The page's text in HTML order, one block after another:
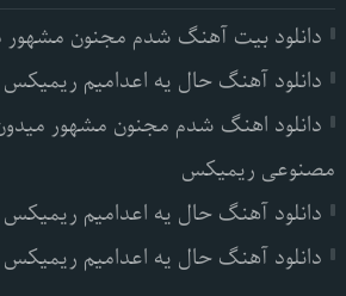
دانلود بیت آهنگ شدم مجنون
دانلود آهنگ حال یه اعدامیم
دانلود اهنگ شدم مجنون مشهور
مصنوعی ریمیکس
دانلود آهنگ حال یه اعدامیم
دانلود آهنگ حال یه اعدامیم ریمیکس